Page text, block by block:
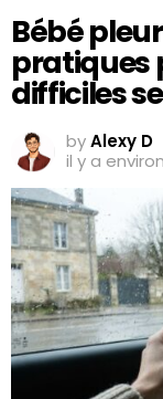
Bébé
pratiques
difficiles
byAlexy D
il y a